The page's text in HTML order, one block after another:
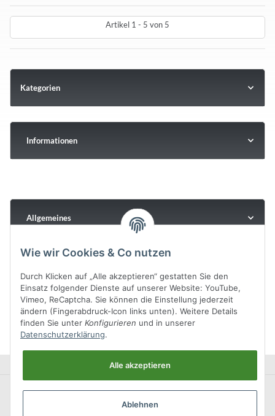
Artikel 1 - 5 von 5
Kategorien
Informationen
Allgemeines
Wie wir Cookies & Co nutzen
Durch Klicken auf „Alle akzeptieren“ gestatten Sie den
Einsatz folgender Dienste auf unserer Website: YouTube,
Vimeo, ReCaptcha. Sie können die Einstellung jederzeit
ändern (Fingerabdruck-Icon links unten). Weitere Details
finden Sie unter Konfigurieren und in unserer
Datenschutzerklärung.
Alle akzeptieren
Ablehnen